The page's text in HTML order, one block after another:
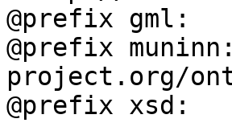
@prefix gml:
@prefix
project.org/
@prefix xsd: